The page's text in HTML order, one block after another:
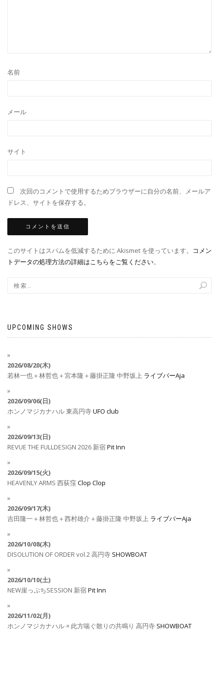
名前
メール
サイト
次回のコメントで使用するためブラウザーに自分の名前、メールア
ドレス、サイトを保存する。
このサイトはスパムを低減するために Akismet を使っています。
コメン
トデータの処理方法の詳細はこちらをご覧ください。
UPCOMING SHOWS
2026/08/20(木)
若林一也＋林哲也＋宮本隆＋藤掛正隆 中野坂上 ライブバーAja
2026/09/06(日)
ホンノマジカナハル東高円寺UFO club
2026/09/13(日)
REVUE THE FULLDESIGN 2026 新宿Pit Inn
2026/09/15(火)
HEAVENLY ARMS 西荻窪Clop Clop
2026/09/17(木)
吉田隆一＋林哲也＋西村雄介＋藤掛正隆 中野坂上 ライブバーAja
2026/10/08(木)
DISOLUTION OF ORDER vol.2高円寺 SHOWBOAT
2026/10/10(土)
NEW崖っぷちSESSION 新宿Pit Inn
2026/11/02(月)
ホンノマジカナハル × 此方喘ぐ散りの共鳴り 高円寺 SHOWBOAT